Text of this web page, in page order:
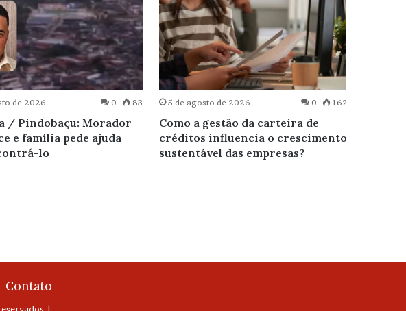
de 2026 0 83
/ Pindobaçu: Morador
e família pede ajuda
lo
5 de agosto de 2026 0 162
Como a gestão da carteira de
créditos influencia o crescimento
sustentável das empresas?
Contato
|